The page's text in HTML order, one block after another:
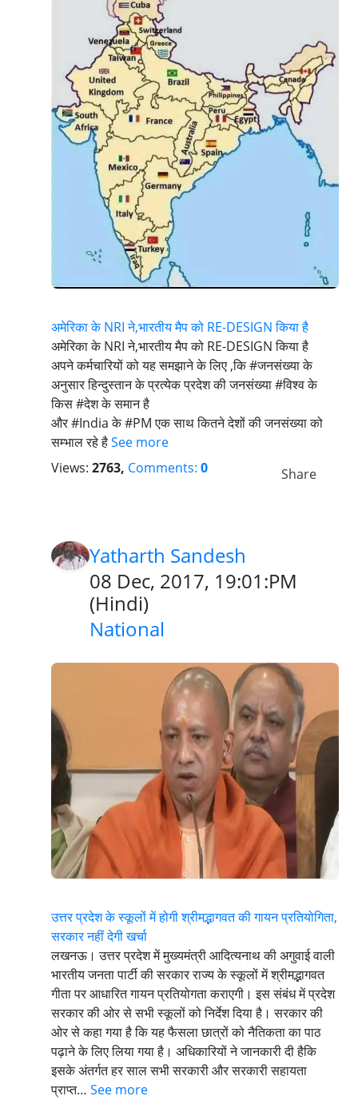
अमेरिका के NRI ने,भारतीय मैप को RE-DESIGN किया है
अमेरिका के NRI ने,भारतीय मैप को RE-DESIGN किया है
अपने कर्मचारियों को यह समझाने के लिए ,कि #जनसंख्या के
अनुसार हिन्दुस्तान के प्रत्येक प्रदेश की जनसंख्या #विश्व के
किस #देश के समान है
और #India के #PM एक साथ कितने देशों की जनसंख्या को
सम्भाल रहे हैSee more
Views: 2763, Comments: 0 Share
Yatharth Sandesh
08 Dec, 2017, 19:01:PM
(Hindi)
National
उत्तर प्रदेश के स्कूलों में होगी श्रीमद्भागवत की गायन प्रतियोगिता,
सरकार नहीं देगी खर्चा
लखनऊ। उत्तर प्रदेश में मुख्यमंत्री आदित्यनाथ की अगुवाई वाली
भारतीय जनता पार्टी की सरकार राज्य के स्कूलों में श्रीमद्भागवत
गीता पर आधारित गायन प्रतियोगता कराएगी। इस संबंध में प्रदेश
सरकार की ओर से सभी स्कूलों को निर्देश दिया है। सरकार की
ओर से कहा गया है कि यह फैसला छात्रों को नैतिकता का पाठ
पढ़ाने के लिए लिया गया है। अधिकारियों ने जानकारी दी हैकि
इसके अंतर्गत हर साल सभी सरकारी और सरकारी सहायता
प्राप्त… See more